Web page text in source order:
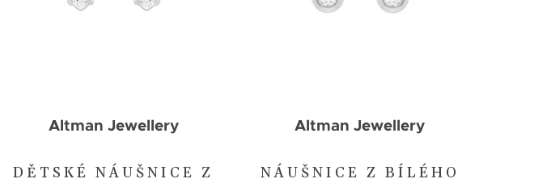
DĚTSKÉ NÁUŠNICE Z
Altman Jewellery
NÁUŠNICE Z BÍLÉHO
Altman Jewellery